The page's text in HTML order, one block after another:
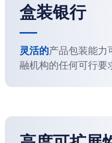
盒装银行
灵活的产品包装能力
融机构的任何可行要